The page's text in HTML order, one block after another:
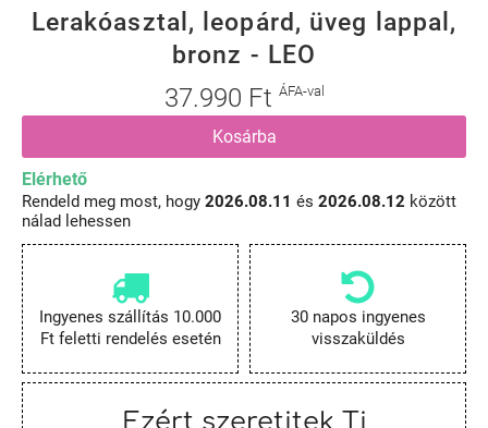
Lerakóasztal, leopárd, üveg lappal,
bronz - LEO
37.990 Ft ÁFA-val
Kosárba
Elérhető
Rendeld meg most, hogy 2026.08.11 és 2026.08.12 között
nálad lehessen
Ingyenes szállítás 10.000
Ft feletti rendelés esetén
30 napos ingyenes
visszaküldés
Ezért szeretitek Ti